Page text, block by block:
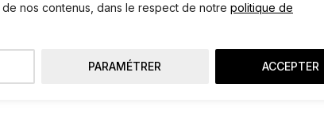
nos contenus, dans le respect de notre politique de
PARAMÉTRER ACCEPTER